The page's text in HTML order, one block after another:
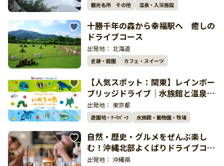
観光名所 その他 温泉・入浴施設
十勝千年の森から幸福駅へ 癒しの
ドライブコース
出発地： 北海道
史跡・庭園 カフェ・スイーツ
【人気スポット：関東】レインボー
ブリッジドライブ｜水族館と温泉を
巡る湾岸リラックス旅
出発地： 東京都
遊園地・ﾃｰﾏﾊﾟｰｸ 水族館・動物園・牧場
自然・歴史・グルメをぜんぶ楽し
む！沖縄北部よくばりドライブコー
ス
出発地： 沖縄県